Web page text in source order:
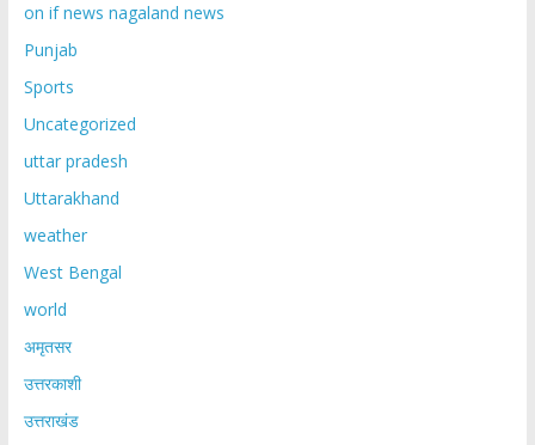
on if news nagaland news
Punjab
Sports
Uncategorized
uttar pradesh
Uttarakhand
weather
West Bengal
world
अमृतसर
उत्तरकाशी
उत्तराखंड